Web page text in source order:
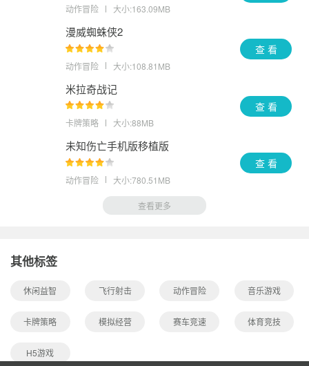
动作冒险 大小:163.09MB
漫威蜘蛛侠2
动作冒险 大小:108.81MB
查 看
米拉奇战记
卡牌策略 大小:88MB
查 看
未知伤亡手机版移植版
动作冒险 大小:780.51MB
查 看
查看更多
其他标签
休闲益智 飞行射击 动作冒险 音乐游戏
卡牌策略 模拟经营 赛车竞速 体育竞技
H5游戏